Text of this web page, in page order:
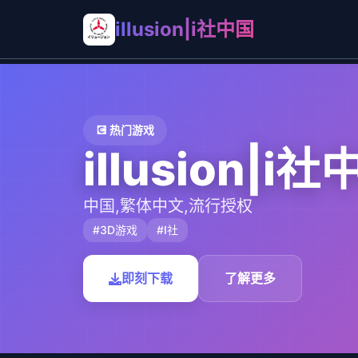
illusion|i社中国
💽 热门游戏
illusion|i社
中国,繁体中文,流行授权
#3D游戏 #I社
即刻下载 了解更多